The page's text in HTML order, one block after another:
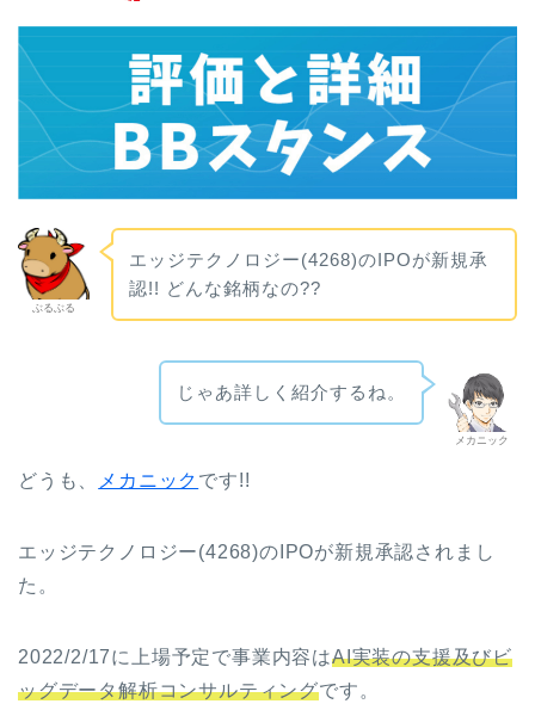
ぶるぶる
エッジテクノロジー(4268)のIPOが新規承
認!! どんな銘柄なの??
メカニック
じゃあ詳しく紹介するね。
どうも、 メカニック です!!
エッジテクノロジー(4268)のIPOが新規承認されまし
た。
2022/2/17に上場予定で事業内容はAI実装の支援及びビ
ッグデータ解析コンサルティングです。